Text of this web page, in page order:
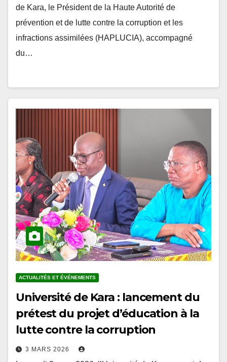
prévention et de lutte contre la corruption et les
infractions assimilées (HAPLUCIA), accompagné
du…
Université de Kara : lancement du
prétest du projet d’éducation à la
lutte contre la corruption
Le mardi 3 mars 2026, l’Université de Kara a servi de